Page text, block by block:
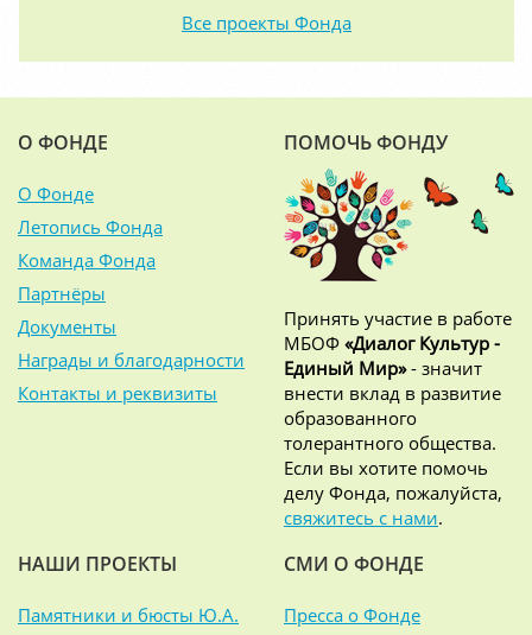
Все проекты Фонда
О ФОНДЕ
О Фонде
Летопись Фонда
Команда Фонда
Партнёры
Документы
Награды и благодарности
Контакты и реквизиты
ПОМОЧЬ ФОНДУ
Принять участие в работе
МБОФ «Диалог Культур -
Единый Мир»- значит
внести вклад в развитие
образованного
толерантного общества.
Если вы хотите помочь
делу Фонда, пожалуйста,
свяжитесь с нами.
НАШИ ПРОЕКТЫ
Памятники и бюсты Ю.А.
СМИ О ФОНДЕ
Пресса о Фонде